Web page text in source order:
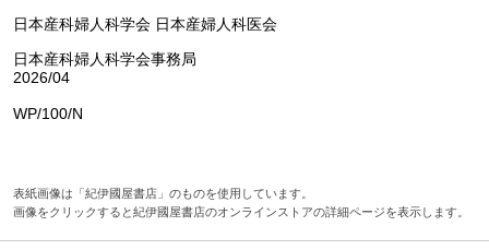
日本産科婦人科学会 日本産婦人科医会
日本産科婦人科学会事務局
2026/04
WP/100/N
表紙画像は「紀伊國屋書店」のものを使用しています。
画像をクリックすると紀伊國屋書店のオンラインストアの詳細ページを表示します。